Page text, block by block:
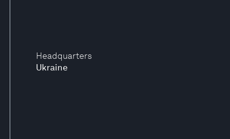
Headquarters
Ukraine